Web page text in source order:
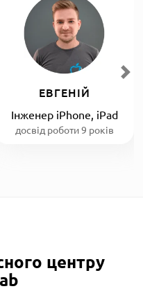
ЕВГЕНІЙ
Інженер iPhone, iPad
досвід роботи 9 років
центру